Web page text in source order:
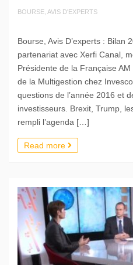
BOURSE, AVIS D'EXPERTS
Bourse, Avis D’experts : Bilan
partenariat avec Xerfi Canal,
Présidente de la Française
de la Multigestion chez
questions de l’année 2016 et
investisseurs. Brexit, Trump,
rempli l’agenda […]
Read more